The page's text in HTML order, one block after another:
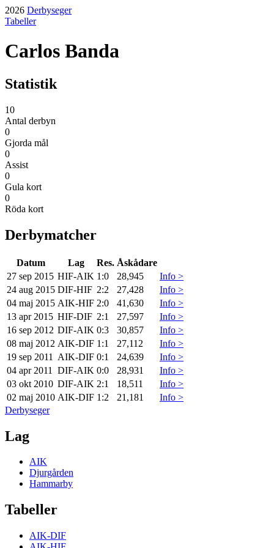
2026 Derbyseger
Tabeller
Carlos Banda
Statistik
10
Antal derbyn
0
Gjorda mål
0
Assist
0
Gula kort
0
Röda kort
Derbymatcher
Datum Lag Res. Åskådare
27 sep 2015 HIF-AIK 1:0 28,945
Info >
24 aug 2015 DIF-HIF 2:2 27,428
Info >
04 maj 2015 AIK-HIF 2:0 41,630
Info >
13 apr 2015 HIF-DIF 2:1 27,597
Info >
16 sep 2012 DIF-AIK 0:3 30,857
Info >
08 maj 2012 AIK-DIF 1:1 27,112
Info >
19 sep 2011
AIK-DIF 0:1 24,639
Info >
04 apr 2011
DIF-AIK 0:0 28,931
Info >
03 okt 2010 DIF-AIK 2:1 18,511
Info >
02 maj 2010 AIK-DIF 1:2 21,181
Info >
Derbyseger
Lag
AIK
Djurgården
Hammarby
Tabeller
AIK-DIF